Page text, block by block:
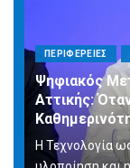
ΠΕΡΙΦΕΡΕΙΕΣ
Ψηφιακός
Αττικής:
Η Τεχνολογία